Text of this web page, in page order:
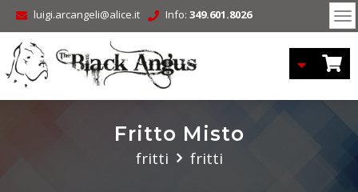
luigi.arcangeli@alice.it Info: 349.601.8026
Fritto Misto
fritti fritti